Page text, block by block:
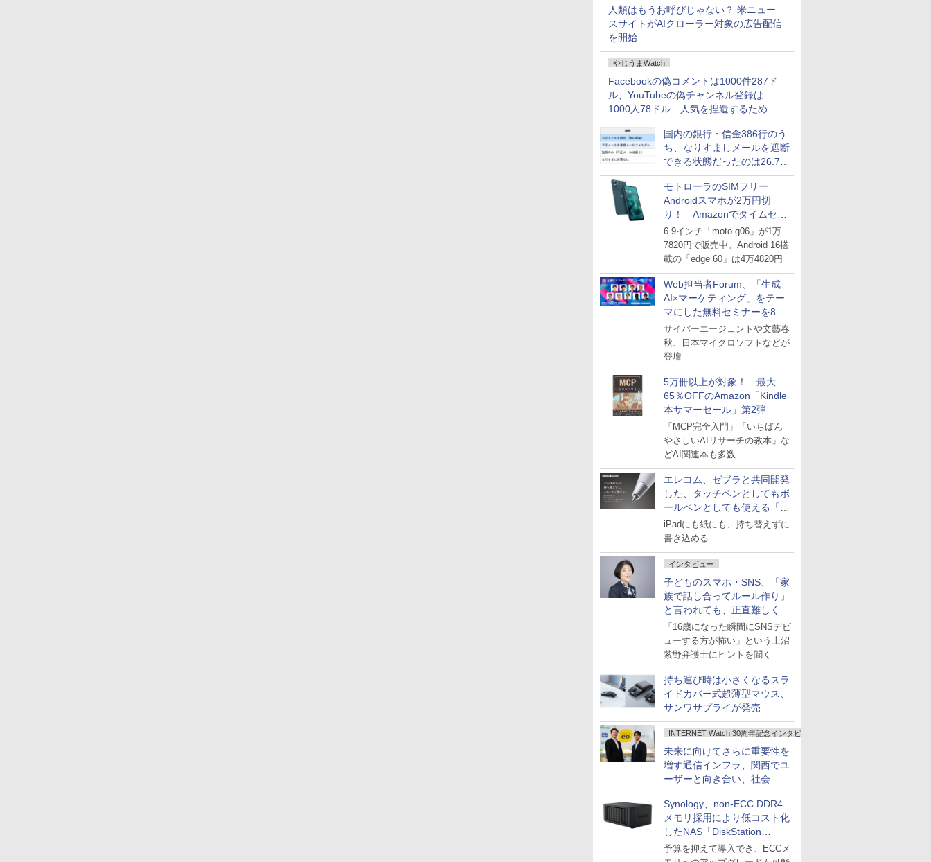
ど！その14】
人類はもうお呼びじゃない？ 米ニュー
スサイトがAIクローラー対象の広告配信
を開始
やじうまWatch
Facebookの偽コメントは1000件287ド
ル、YouTubeの偽チャンネル登録は
1000人78ドル…人気を捏造するための
価格リストが公開中
国内の銀行・信金386行のう
ち、なりすましメールを遮断
できる状態だったのは26.7％
にとどまる～GMOブランド
セキュリティ調査
モトローラのSIMフリー
Androidスマホが2万円切
り！ Amazonでタイムセー
ル
6.9インチ「moto g06」が1万
7820円で販売中。Android 16搭
載の「edge 60」は4万4820円
Web担当者Forum、「生成
AI×マーケティング」をテー
マにした無料セミナーを8月
27日にオンライン開催
サイバーエージェントや文藝春
秋、日本マイクロソフトなどが
登壇
5万冊以上が対象！ 最大
65％OFFのAmazon「Kindle
本サマーセール」第2弾
「MCP完全入門」「いちばん
やさしいAIリサーチの教本」な
どAI関連本も多数
エレコム、ゼブラと共同開発
した、タッチペンとしてもボ
ールペンとしても使える「ス
タイラスツーウェイ」発売
iPadにも紙にも、持ち替えずに
書き込める
インタビュー
子どものスマホ・SNS、「家
族で話し合ってルール作り」
と言われても、正直難しくな
いですか？
「16歳になった瞬間にSNSデビ
ューする方が怖い」という上沼
紫野弁護士にヒントを聞く
持ち運び時は小さくなるスラ
イドカバー式超薄型マウス、
サンワサプライが発売
INTERNET Watch 30周年記念インタビュー
未来に向けてさらに重要性を
増す通信インフラ、関西でユ
ーザーと向き合い、社会
の“あたらしい”を起動し続け
る～オプテージ
Synology、non-ECC DDR4
メモリ採用により低コスト化
したNAS「DiskStation
neo+」シリーズ
予算を抑えて導入でき、ECCメ